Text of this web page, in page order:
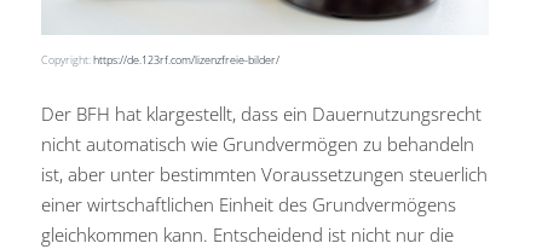
Copyright:https://de.123rf.com/lizenzfreie-bilder/
Der BFH hat klargestellt, dass ein Dauernutzungsrecht
nicht automatisch wie Grundvermögen zu behandeln
ist, aber unter bestimmten Voraussetzungen steuerlich
einer wirtschaftlichen Einheit des Grundvermögens
gleichkommen kann. Entscheidend ist nicht nur die